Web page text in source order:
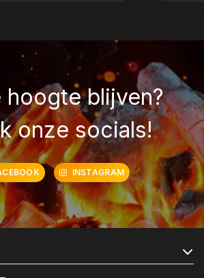
hoogte blijven?
onze socials!
INSTAGRAM